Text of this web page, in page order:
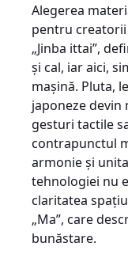
Alegerea
pentru
„Jinba ittai”,
și cal, iar aici,
mașină. Pluta,
japoneze
gesturi tactile
contrapunctul
armonie și
tehnologiei nu
claritatea
„Ma”, care
bunăstare.